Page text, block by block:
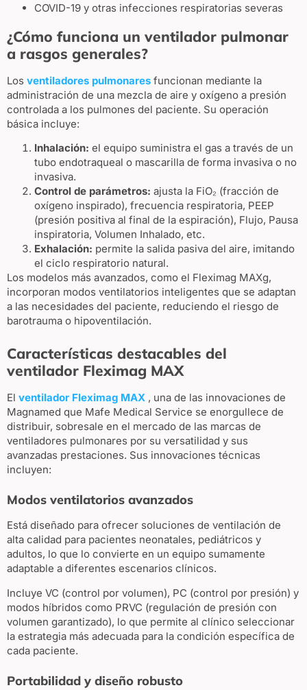
COVID-19 y otras infecciones respiratorias severas
¿Cómo funciona un ventilador pulmonar
a rasgos generales?
Los ventiladores pulmonares funcionan mediante la
administración de una mezcla de aire y oxígeno a presión
controlada a los pulmones del paciente. Su operación
básica incluye:
Inhalación: el equipo suministra el gas a través de un
tubo endotraqueal o mascarilla de forma invasiva o no
invasiva.
Control de parámetros: ajusta la FiO₂ (fracción de
oxígeno inspirado), frecuencia respiratoria, PEEP
(presión positiva al final de la espiración), Flujo, Pausa
inspiratoria, Volumen Inhalado, etc.
Exhalación: permite la salida pasiva del aire, imitando
el ciclo respiratorio natural.
Los modelos más avanzados, como el Fleximag MAXg,
incorporan modos ventilatorios inteligentes que se adaptan
a las necesidades del paciente, reduciendo el riesgo de
barotrauma o hipoventilación.
Características destacables del
ventilador Fleximag MAX
El ventilador Fleximag MAX , una de las innovaciones de
Magnamed que Mafe Medical Service se enorgullece de
distribuir, sobresale en el mercado de las marcas de
ventiladores pulmonares por su versatilidad y sus
avanzadas prestaciones. Sus innovaciones técnicas
incluyen:
Modos ventilatorios avanzados
Está diseñado para ofrecer soluciones de ventilación de
alta calidad para pacientes neonatales, pediátricos y
adultos, lo que lo convierte en un equipo sumamente
adaptable a diferentes escenarios clínicos.
Incluye VC (control por volumen), PC (control por presión) y
modos híbridos como PRVC (regulación de presión con
volumen garantizado), lo que permite al clínico seleccionar
la estrategia más adecuada para la condición específica de
cada paciente.
Portabilidad y diseño robusto